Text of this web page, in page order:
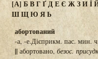
[А] БВГҐДЕЄ ЖЗИЇ
ШЩЮЯЬ
абортований
-а, -е.Дієприкм. пас. мин.
|| абортовано, безос.